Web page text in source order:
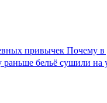
привычекПочему в
бельё сушили на